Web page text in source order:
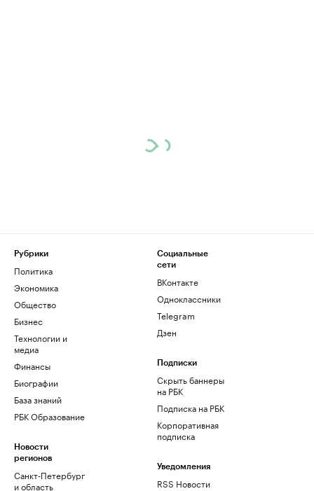
Рубрики
Политика
Экономика
Общество
Бизнес
Технологии и
медиа
Финансы
Биографии
База знаний
РБК Образование
Новости
регионов
Санкт-Петербург
и область
Социальные
сети
ВКонтакте
Одноклассники
Telegram
Дзен
Подписки
Скрыть баннеры
на РБК
Подписка на РБК
Корпоративная
подписка
Уведомления
RSS Новости